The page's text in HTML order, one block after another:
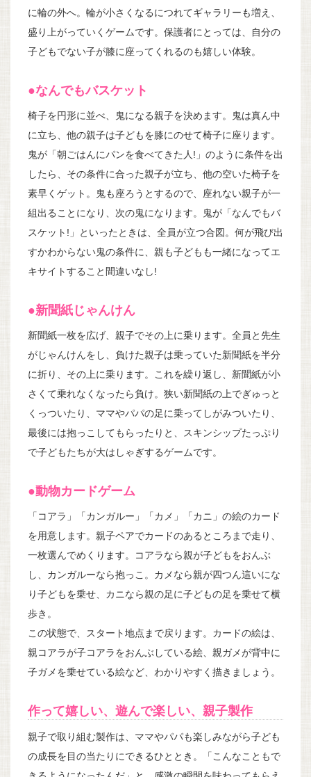
に輪の外へ。輪が小さくなるにつれてギャラリーも増え、
盛り上がっていくゲームです。保護者にとっては、自分の
子どもでない子が膝に座ってくれるのも嬉しい体験。
●なんでもバスケット
椅子を円形に並べ、鬼になる親子を決めます。鬼は真ん中
に立ち、他の親子は子どもを膝にのせて椅子に座ります。
鬼が「朝ごはんにパンを食べてきた人!」のように条件を出
したら、その条件に合った親子が立ち、他の空いた椅子を
素早くゲット。鬼も座ろうとするので、座れない親子が一
組出ることになり、次の鬼になります。鬼が「なんでもバ
スケット!」といったときは、全員が立つ合図。何が飛び出
すかわからない鬼の条件に、親も子どもも一緒になってエ
キサイトすること間違いなし!
●新聞紙じゃんけん
新聞紙一枚を広げ、親子でその上に乗ります。全員と先生
がじゃんけんをし、負けた親子は乗っていた新聞紙を半分
に折り、その上に乗ります。これを繰り返し、新聞紙が小
さくて乗れなくなったら負け。狭い新聞紙の上でぎゅっと
くっついたり、ママやパパの足に乗ってしがみついたり、
最後には抱っこしてもらったりと、スキンシップたっぷり
で子どもたちが大はしゃぎするゲームです。
●動物カードゲーム
「コアラ」「カンガルー」「カメ」「カニ」の絵のカード
を用意します。親子ペアでカードのあるところまで走り、
一枚選んでめくります。コアラなら親が子どもをおんぶ
し、カンガルーなら抱っこ。カメなら親が四つん這いにな
り子どもを乗せ、カニなら親の足に子どもの足を乗せて横
歩き。
この状態で、スタート地点まで戻ります。カードの絵は、
親コアラが子コアラをおんぶしている絵、親ガメが背中に
子ガメを乗せている絵など、わかりやすく描きましょう。
作って嬉しい、遊んで楽しい、親子製作
親子で取り組む製作は、ママやパパも楽しみながら子ども
の成長を目の当たりにできるひととき。「こんなこともで